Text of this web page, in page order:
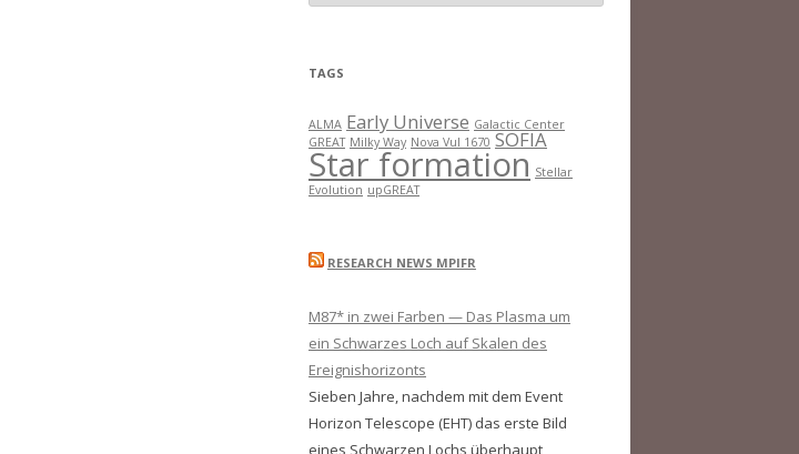
t
r
s
TAGS
ALMA Early Universe Galactic Center
GREAT Milky Way Nova Vul 1670 SOFIA
Star formation Stellar
Evolution upGREAT
RESEARCH NEWS MPIFR
M87* in zwei Farben — Das Plasma um
ein Schwarzes Loch auf Skalen des
Ereignishorizonts
Sieben Jahre, nachdem mit dem Event
Horizon Telescope (EHT) das erste Bild
eines Schwarzen Lochs überhaupt